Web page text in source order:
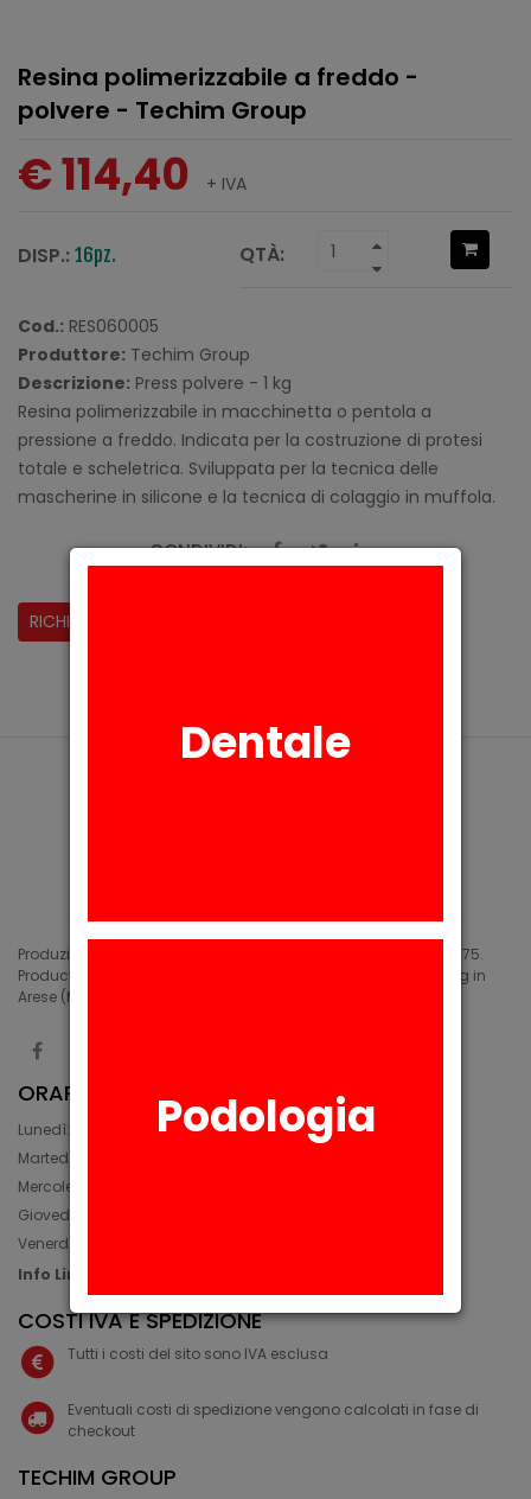
Resina polimerizzabile a freddo -
polvere - Techim Group
€ 114,40 + IVA
DISP.: 16pz. QTÀ:
Cod.: RES060005
Produttore: Techim Group
Descrizione: Press polvere - 1 kg
Resina polimerizzabile in macchinetta o pentola a
pressione a freddo. Indicata per la costruzione di protesi
totale e scheletrica. Sviluppata per la tecnica delle
mascherine in silicone e la tecnica di colaggio in muffola.
CONDIVIDI:
RICHIESTA INFORMAZIONI
Produzione di siliconi medicali e industriali in Arese (MI) dal 1975.
Production of medical and industrial silicones. Manufacturing in
Arese (MI) since 1975.
ORARIO
Lunedì: 08:30 - 12:30, 14:00 - 17:45
Martedì: 08:30 - 12:30, 14:00 - 17:00
Mercoledì: 08:30 - 12:30, 14:00 - 17:00
Giovedì: 09:30 - 12:30, 14:00 - 17:00
Venerdì: 08:30 - 12:30, 14:00 - 17:00
Info Line: +39 02 93581452
COSTI IVA E SPEDIZIONE
Tutti i costi del sito sono IVA esclusa
Eventuali costi di spedizione vengono calcolati in fase di
checkout
TECHIM GROUP
Dentale
Podologia